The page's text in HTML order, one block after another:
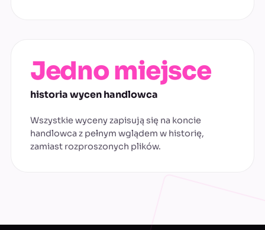
Jedno miejsce
historia wycen handlowca
Wszystkie wyceny zapisują się na koncie
handlowca z pełnym wglądem w historię,
zamiast rozproszonych plików.